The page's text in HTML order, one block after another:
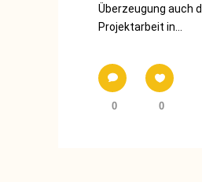
Überzeugung auch
Projektarbeit in...
0 0